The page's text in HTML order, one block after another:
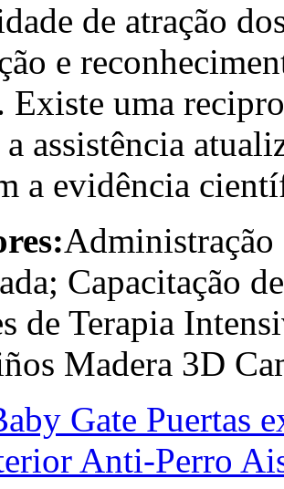
de atração
e
Existe uma
assistência
a evidência
Administração
Capacitação
de Terapia
Madera 3D
Gate Puertas
Anti-Perro